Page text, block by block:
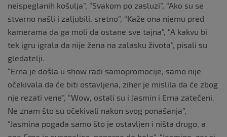
neispeglanih košulja”, “Svakom po zasluzi”, “Ako su se
stvarno našli i zaljubili, sretno”, “Kaže ona njemu pred
kamerama da ga moli da ostane sve tajna”, “A kakvu bi
tek igru igrala da nije žena na zalasku života”, pisali su
gledatelji.
“Erna je došla u show radi samopromocije, samo nije
očekivala da će biti ostavljena, ziher je mislila da će zbog
nje rezati vene”, “Wow, ostali su i Jasmin i Erna zatečeni.
Ne znam što su očekivali nakon svog ponašanja”,
“Jasmina pogađa samo što je ostavljen i ništa drugo, a